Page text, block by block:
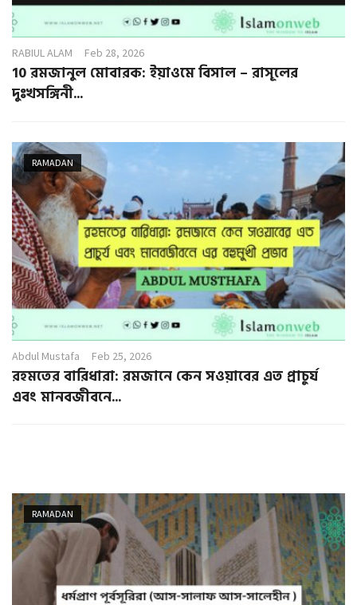
RABIUL ALAM Feb 28, 2026
10 রমজানুল মোবারক: ইয়াওমে বিসাল – রাসূলের
দুঃখসঙ্গিনী...
RAMADAN
Abdul Mustafa Feb 25, 2026
রহমতের বারিধারা: রমজানে কেন সওয়াবের এত প্রাচুর্য
এবং মানবজীবনে...
RAMADAN